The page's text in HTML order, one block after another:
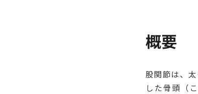
概要
股関節は、
した骨頭（